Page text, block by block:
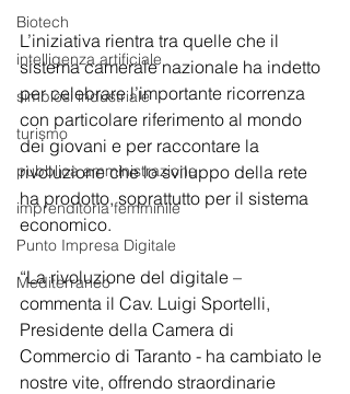
Biotech
intelligenza artificiale
simbiosi industriale
turismo
pubblica amministrazione
imprenditoria femminile
Punto Impresa Digitale
Mediterraneo
L’iniziativa rientra tra quelle che il
sistema camerale nazionale ha indetto
per celebrare l’importante ricorrenza
con particolare riferimento al mondo
dei giovani e per raccontare la
rivoluzione che lo sviluppo della rete
ha prodotto, soprattutto per il sistema
economico.
“La rivoluzione del digitale –
commenta il Cav. Luigi Sportelli,
Presidente della Camera di
Commercio di Taranto - ha cambiato le
nostre vite, offrendo straordinarie